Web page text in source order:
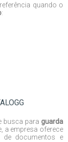
quando o
:
busca para guarda
a empresa oferece
de documentos e